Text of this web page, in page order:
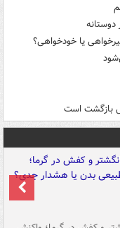
دوستانه
یا خودخواهی؟
بازگشت است